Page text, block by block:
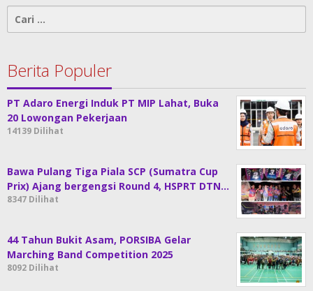
untuk:
Berita Populer
PT Adaro Energi Induk PT MIP Lahat, Buka
20 Lowongan Pekerjaan
14139 Dilihat
Bawa Pulang Tiga Piala SCP (Sumatra Cup
Prix) Ajang bergengsi Round 4, HSPRT DTN…
8347 Dilihat
44 Tahun Bukit Asam, PORSIBA Gelar
Marching Band Competition 2025
8092 Dilihat